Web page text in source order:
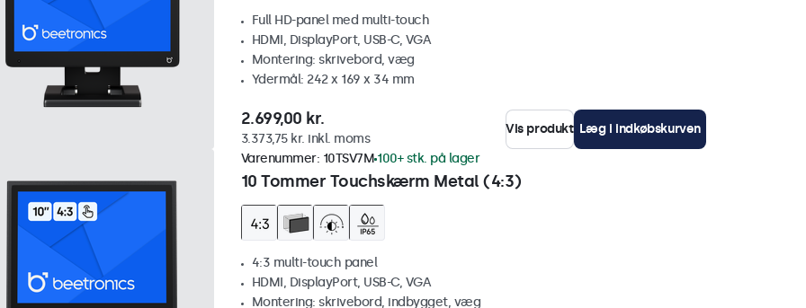
Full HD-panel med multi-touch
HDMI, DisplayPort, USB-C, VGA
Montering: skrivebord, væg
Ydermål: 242 x 169 x 34 mm
2.699,00 kr.
3.373,75 kr. inkl. moms
Vis produkt Læg i indkøbskurven
10 Tommer Touchskærm Metal (4:3)
Varenummer: 10TSV7M 100+ stk. på lager
4:3 multi-touch panel
HDMI, DisplayPort, USB-C, VGA
Montering: skrivebord, indbygget, væg